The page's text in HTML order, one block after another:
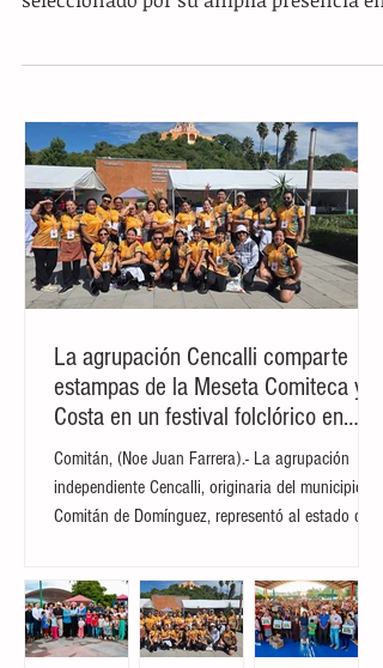
por la FundéuRAE, un término
los medios de...
La agrupación Cencalli comparte
estampas de la Meseta Comiteca y la
Costa en un festival folclórico en
Cholula
Comitán, (Noe Juan Farrera).- La agrupación
independiente Cencalli, originaria del municipio de
Chiapas en el Primer Festival Nacional Vive el
Folclor, celebrado en la localidad de San Andrés
Cholula, Puebla. La compañía de danza,